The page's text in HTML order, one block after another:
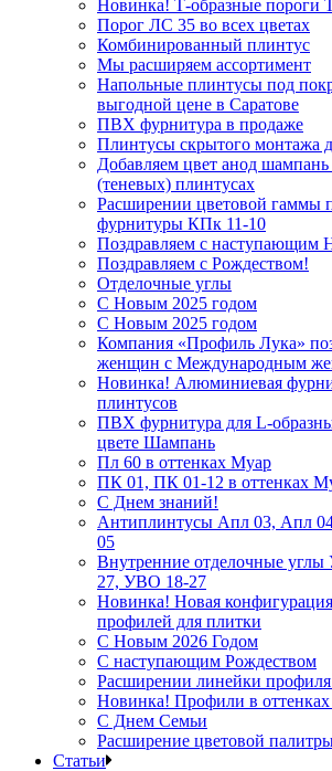
Новинка! Т-образные пороги
Порог ЛС 35 во всех цветах
Комбинированный плинтус
Мы расширяем ассортимент
Напольные плинтусы под
выгодной цене в Саратове
ПВХ фурнитура в продаже
Плинтусы скрытого монтажа
Добавляем цвет анод
(теневых) плинтусах
Расширении цветовой гаммы
фурнитуры КПк 11-10
Поздравляем с наступающим
Поздравляем с Рождеством!
Отделочные углы
С Новым 2025 годом
С Новым 2025 годом
Компания «Профиль Лука»
женщин с Международным
Новинка! Алюминиевая
плинтусов
ПВХ фурнитура для L-
цвете Шампань
Пл 60 в оттенках Муар
ПК 01, ПК 01-12 в оттенках
С Днем знаний!
Антиплинтусы Апл 03, Апл
05
Внутренние отделочные
27, УВО 18-27
Новинка! Новая
профилей для плитки
С Новым 2026 Годом
С наступающим Рождеством
Расширении линейки
Новинка! Профили в
С Днем Семьи
Расширение цветовой
Статьи